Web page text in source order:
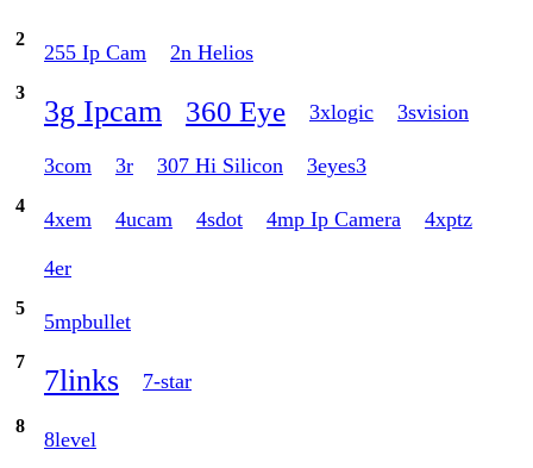
2
255 Ip Cam 2n Helios
3
3g Ipcam 360 Eye 3xlogic 3svision
3com 3r 307 Hi Silicon 3eyes3
4
4xem 4ucam 4sdot 4mp Ip Camera 4xptz
4er
5
5mpbullet
7
7links 7-star
8
8level